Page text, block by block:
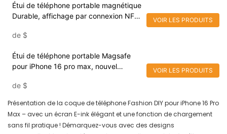
Étui de téléphone portable magnétique
Durable, affichage par connexion NFC,
couleurs, tendance 2024
de $
VOIR LES PRODUITS
Étui de téléphone portable Magsafe
pour iPhone 16 pro max, nouvel
à encre E, caméra, béquille
de $
VOIR LES PRODUITS
Présentation de la coque de téléphone Fashion DIY pour iPhone 16 Pro
Max – avec un écran E-ink élégant et une fonction de chargement
sans fil pratique ! Démarquez-vous avec des designs